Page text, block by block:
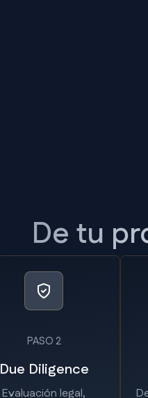
De tu
PASO 2
Due Diligence
Evaluación legal,